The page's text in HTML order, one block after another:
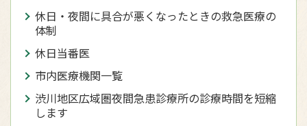
休日・夜間に具合が悪くなったときの救急医療の
体制
休日当番医
市内医療機関一覧
渋川地区広域圏夜間急患診療所の診療時間を短縮
します